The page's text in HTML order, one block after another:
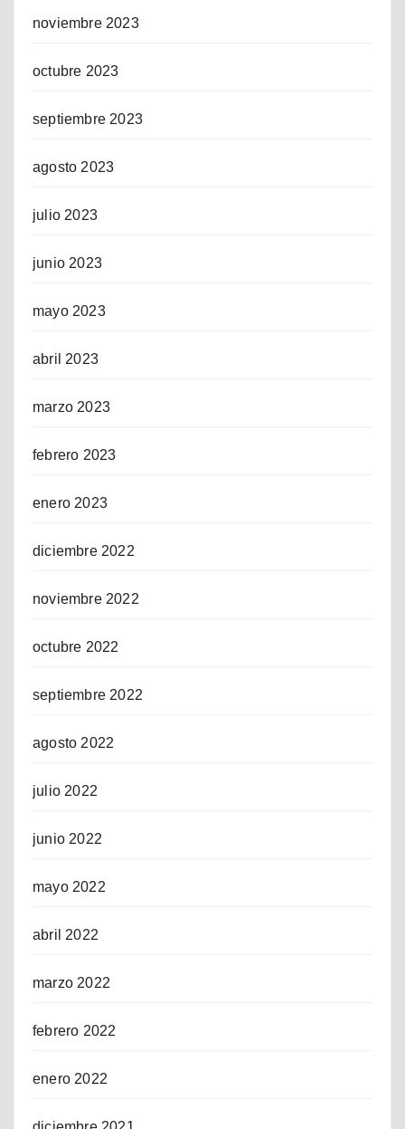
noviembre 2023
octubre 2023
septiembre 2023
agosto 2023
julio 2023
junio 2023
mayo 2023
abril 2023
marzo 2023
febrero 2023
enero 2023
diciembre 2022
noviembre 2022
octubre 2022
septiembre 2022
agosto 2022
julio 2022
junio 2022
mayo 2022
abril 2022
marzo 2022
febrero 2022
enero 2022